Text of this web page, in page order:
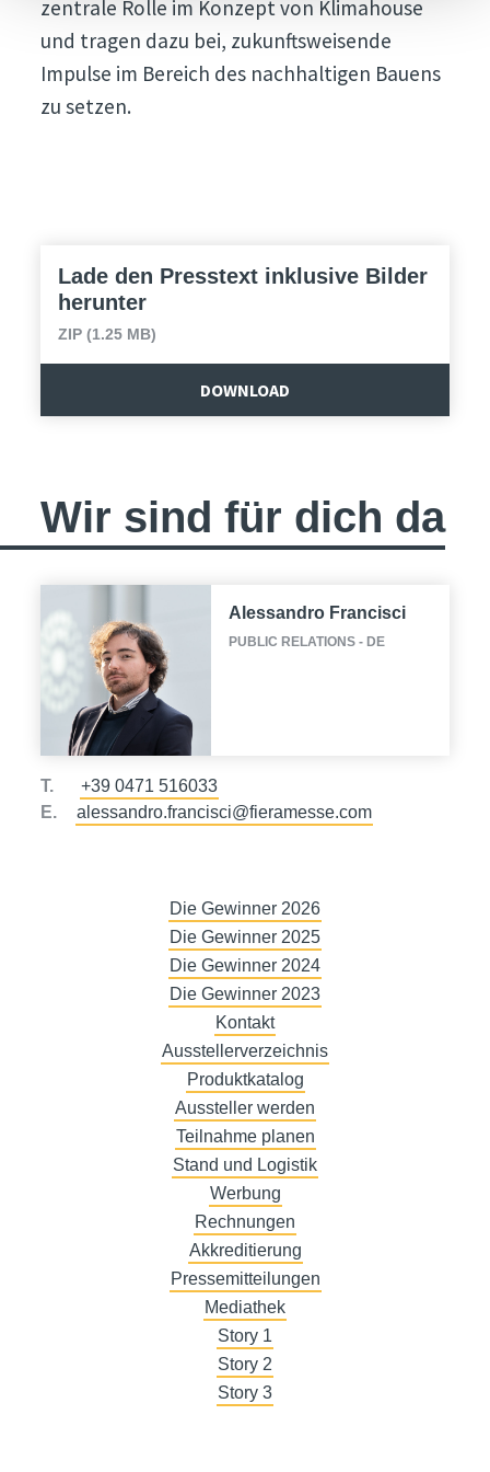
zentrale Rolle im Konzept von Klimahouse
und tragen dazu bei, zukunftsweisende
Impulse im Bereich des nachhaltigen Bauens
zu setzen.
Lade den Presstext inklusive Bilder
herunter
ZIP (1.25 MB)
DOWNLOAD
Wir sind für dich da
Alessandro Francisci
PUBLIC RELATIONS - DE
T.
+39 0471 516033
E.
alessandro.francisci@fieramesse.com
Die Gewinner 2026
Die Gewinner 2025
Die Gewinner 2024
Die Gewinner 2023
Kontakt
Ausstellerverzeichnis
Produktkatalog
Aussteller werden
Teilnahme planen
Stand und Logistik
Werbung
Rechnungen
Akkreditierung
Pressemitteilungen
Mediathek
Story 1
Story 2
Story 3